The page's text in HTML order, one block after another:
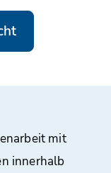
mit
innerhalb